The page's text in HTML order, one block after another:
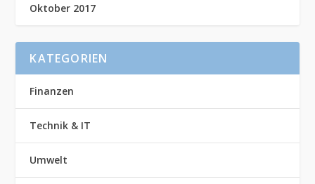
Oktober 2017
KATEGORIEN
Finanzen
Technik & IT
Umwelt